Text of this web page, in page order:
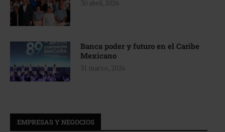
30 abril, 2026
Banca poder y futuro en el Caribe
Mexicano
31 marzo, 2026
EMPRESAS Y NEGOCIOS